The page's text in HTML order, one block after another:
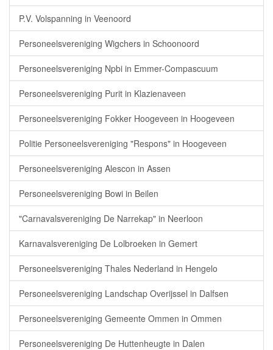
P.V. Volspanning in Veenoord
Personeelsvereniging Wigchers in Schoonoord
Personeelsvereniging Npbi in Emmer-Compascuum
Personeelsvereniging Purit in Klazienaveen
Personeelsvereniging Fokker Hoogeveen in Hoogeveen
Politie Personeelsvereniging "Respons" in Hoogeveen
Personeelsvereniging Alescon in Assen
Personeelsvereniging Bowi in Beilen
"Carnavalsvereniging De Narrekap" in Neerloon
Karnavalsvereniging De Lolbroeken in Gemert
Personeelsvereniging Thales Nederland in Hengelo
Personeelsvereniging Landschap Overijssel in Dalfsen
Personeelsvereniging Gemeente Ommen in Ommen
Personeelsvereniging De Huttenheugte in Dalen